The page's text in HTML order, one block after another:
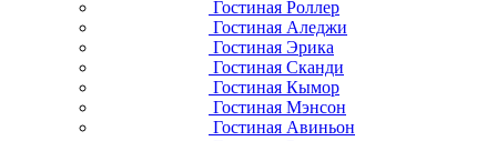
Гостиная Роллер
Гостиная Аледжи
Гостиная Эрика
Гостиная Сканди
Гостиная Кымор
Гостиная Мэнсон
Гостиная Авиньон